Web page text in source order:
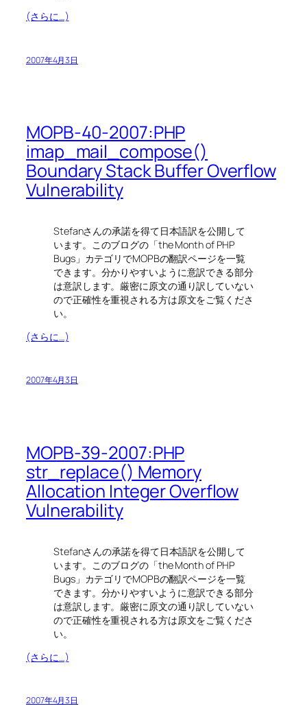
(さらに…)
2007年4月3日
MOPB-40-2007:PHP
imap_mail_compose()
Boundary Stack Buffer Overflow
Vulnerability
Stefanさんの承諾を得て日本語訳を公開して
います。このブログの「the Month of PHP
Bugs」カテゴリでMOPBの翻訳ページを一覧
できます。分かりやすいように意訳できる部分
は意訳します。厳密に原文の通り訳していない
ので正確性を重視される方は原文をご覧くださ
い。
(さらに…)
2007年4月3日
MOPB-39-2007:PHP
str_replace() Memory
Allocation Integer Overflow
Vulnerability
Stefanさんの承諾を得て日本語訳を公開して
います。このブログの「the Month of PHP
Bugs」カテゴリでMOPBの翻訳ページを一覧
できます。分かりやすいように意訳できる部分
は意訳します。厳密に原文の通り訳していない
ので正確性を重視される方は原文をご覧くださ
い。
(さらに…)
2007年4月3日